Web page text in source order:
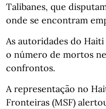
Talibanes, que
onde se encontram
As autoridades do
o número de mortos
confrontos.
A representação no
Fronteiras (MSF)